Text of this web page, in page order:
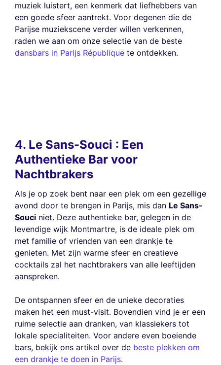
muziek luistert, een kenmerk dat liefhebbers van
een goede sfeer aantrekt. Voor degenen die de
Parijse muziekscene verder willen verkennen,
raden we aan om onze selectie van de beste
dansbars in Parijs République te ontdekken.
4. Le Sans-Souci : Een
Authentieke Bar voor
Nachtbrakers
Als je op zoek bent naar een plek om een gezellige
avond door te brengen in Parijs, mis dan Le Sans-
Souci niet. Deze authentieke bar, gelegen in de
levendige wijk Montmartre, is de ideale plek om
met familie of vrienden van een drankje te
genieten. Met zijn warme sfeer en creatieve
cocktails zal het nachtbrakers van alle leeftijden
aanspreken.
De ontspannen sfeer en de unieke decoraties
maken het een must-visit. Bovendien vind je er een
ruime selectie aan dranken, van klassiekers tot
lokale specialiteiten. Voor andere even boeiende
bars, bekijk ons artikel over de beste plekken om
een drankje te doen in Parijs.